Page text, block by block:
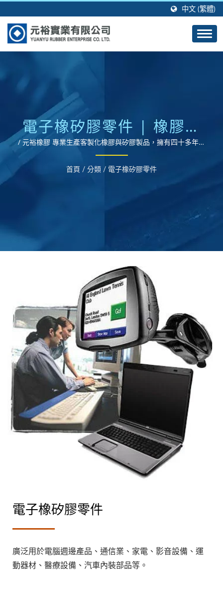
中文 (繁體)
電子橡矽膠零件 | 橡膠製
品與矽膠製品成型代工生
產製造
/ 元裕橡膠 專業生產客製化橡膠與矽膠製品，擁有四十多年的
製造經驗及技術。
首頁 / 分類 / 電子橡矽膠零件
電子橡矽膠零件
廣泛用於電腦週邊產品、通信業、家電、影音設備、運
動器材、醫療設備、汽車內裝部品等。